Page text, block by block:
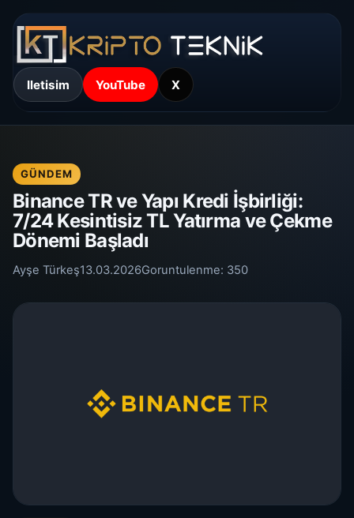
Iletisim YouTube X
GÜNDEM
Binance TR ve Yapı Kredi İşbirliği:
7/24 Kesintisiz TL Yatırma ve Çekme
Dönemi Başladı
Ayşe Türkeş13.03.2026Goruntulenme: 350